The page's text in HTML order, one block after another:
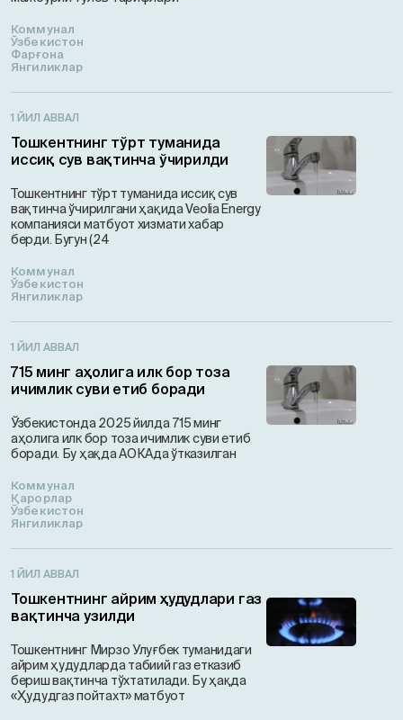
Коммунал
Ўзбекистон
Фарғона
Янгиликлар
1 ЙИЛ АВВАЛ
Тошкентнинг тўрт туманида
иссиқ сув вақтинча ўчирилди
Тошкентнинг тўрт туманида иссиқ сув
вақтинча ўчирилгани ҳақида Veolia Energy
компанияси матбуот хизмати хабар
берди. Бугун (24
Коммунал
Ўзбекистон
Янгиликлар
1 ЙИЛ АВВАЛ
715 минг аҳолига илк бор тоза
ичимлик суви етиб боради
Ўзбекистонда 2025 йилда 715 минг
аҳолига илк бор тоза ичимлик суви етиб
боради. Бу ҳақда АОКАда ўтказилган
Коммунал
Қарорлар
Ўзбекистон
Янгиликлар
1 ЙИЛ АВВАЛ
Тошкентнинг айрим ҳудудлари газ
вақтинча узилди
Тошкентнинг Мирзо Улуғбек туманидаги
айрим ҳудудларда табиий газ етказиб
бериш вақтинча тўхтатилади. Бу ҳақда
«Ҳудудгаз пойтахт» матбуот